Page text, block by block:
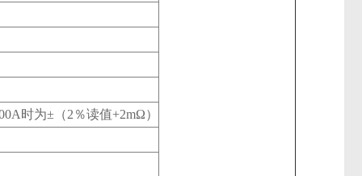
时为±（2％读值+2mΩ）